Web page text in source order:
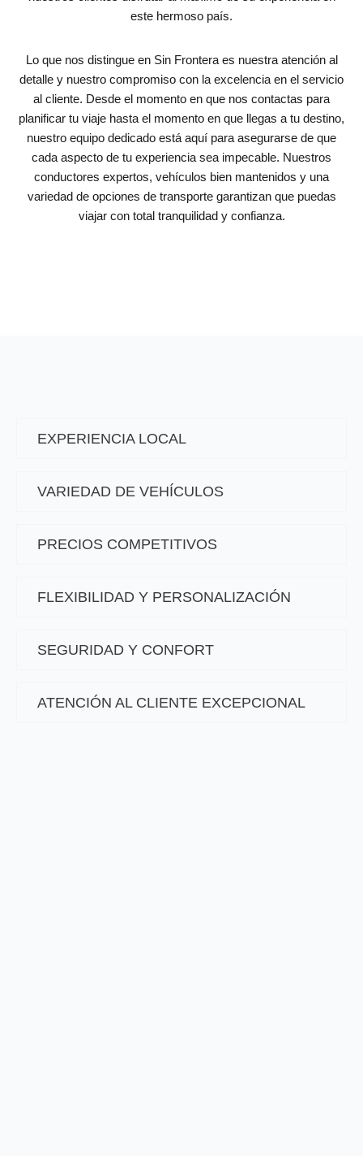
este hermoso país.
Lo que nos distingue en Sin Frontera es nuestra atención al
detalle y nuestro compromiso con la excelencia en el servicio
al cliente. Desde el momento en que nos contactas para
planificar tu viaje hasta el momento en que llegas a tu destino,
nuestro equipo dedicado está aquí para asegurarse de que
cada aspecto de tu experiencia sea impecable. Nuestros
conductores expertos, vehículos bien mantenidos y una
variedad de opciones de transporte garantizan que puedas
viajar con total tranquilidad y confianza.
EXPERIENCIA LOCAL
VARIEDAD DE VEHÍCULOS
PRECIOS COMPETITIVOS
FLEXIBILIDAD Y PERSONALIZACIÓN
SEGURIDAD Y CONFORT
ATENCIÓN AL CLIENTE EXCEPCIONAL